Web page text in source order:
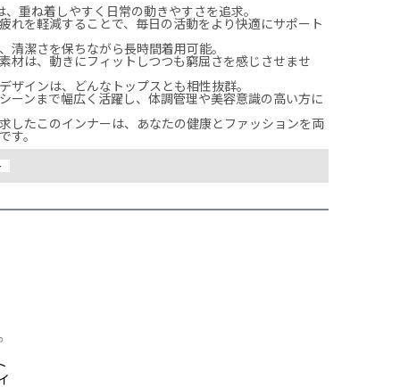
重ね着しやすく日常の動きやすさを追求。
れを軽減することで、毎日の活動をより快適にサポート
清潔さを保ちながら長時間着用可能。
材は、動きにフィットしつつも窮屈さを感じさせませ
ザインは、どんなトップスとも相性抜群。
ーンまで幅広く活躍し、体調管理や美容意識の高い方に
したこのインナーは、あなたの健康とファッションを両